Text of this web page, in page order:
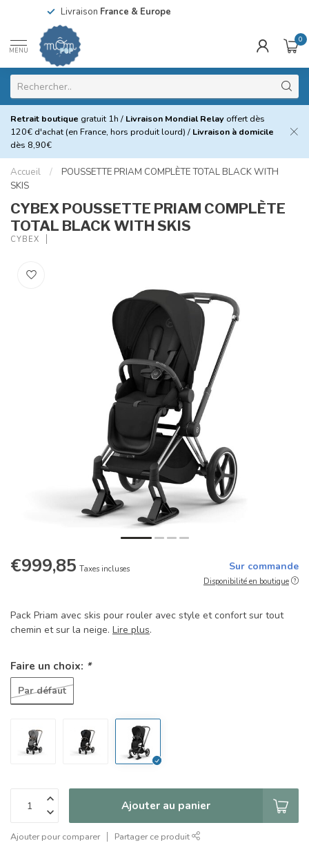
LivraisonFrance & Europe
MENU
0
Retrait boutique gratuit 1h / Livraison Mondial Relay offert dès
120€ d'achat (en France, hors produit lourd) / Livraison à domicile
dès 8,90€
Accueil /
POUSSETTE PRIAM COMPLÈTE TOTAL BLACK WITH
SKIS
CYBEX POUSSETTE PRIAM COMPLÈTE
TOTAL BLACK WITH SKIS
CYBEX
€999,85 Taxes incluses Sur commande
Disponibilité en boutique
Pack Priam avec skis pour rouler avec style et confort sur tout
chemin et sur la neige. Lire plus.
Faire un choix: *
Par défaut
Ajouter au panier
Ajouter pour comparer Partager ce produit